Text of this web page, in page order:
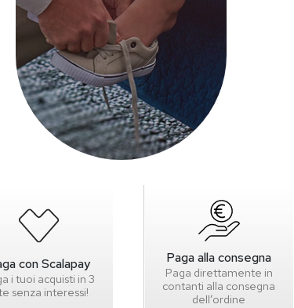
con Scalapay
i tuoi acquisti in 3
senza interessi!
Paga alla consegna
Paga direttamente in
contanti alla consegna
dell’ordine